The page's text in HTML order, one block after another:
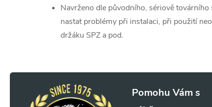
Navrženo dle původního, sériově
nastat problémy při instalaci, při použití
držáku SPZ a pod.
Z